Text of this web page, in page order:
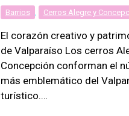
Barrios Cerros Alegre y
El corazón creativo y
de Valparaíso Los cerros
Concepción conforman el
más emblemático del
turístico.…